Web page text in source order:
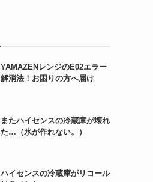
YAMAZENレンジのE02エラー
解消法！お困りの方へ届け
またハイセンスの冷蔵庫が壊れ
た…（氷が作れない。）
ハイセンスの冷蔵庫がリコール